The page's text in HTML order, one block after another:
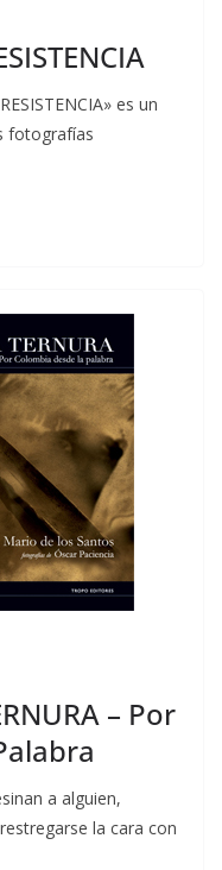
es un
fotografías
– Por
a alguien,
la cara con